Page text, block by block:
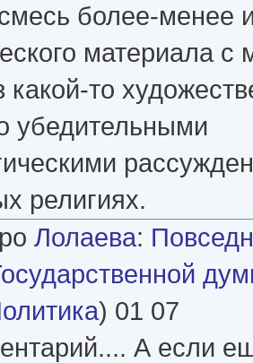
более-менее
материала с
какой-то
убедительными
религиях.
Лолаева:
) 01 07
А если